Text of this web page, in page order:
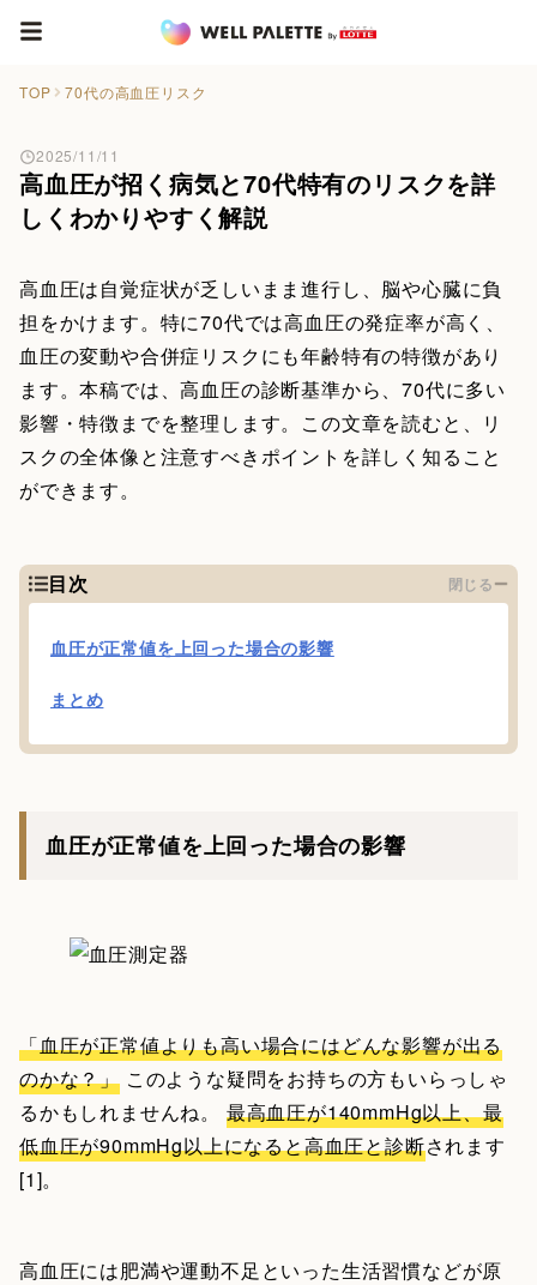
TOP 70代の高血圧リスク
高血圧が招く病気と70代特有のリスクを詳
しくわかりやすく解説
2025/11/11
高血圧は自覚症状が乏しいまま進行し、脳や心臓に負
担をかけます。特に70代では高血圧の発症率が高く、
血圧の変動や合併症リスクにも年齢特有の特徴があり
ます。本稿では、高血圧の診断基準から、70代に多い
影響・特徴までを整理します。この文章を読むと、リ
スクの全体像と注意すべきポイントを詳しく知ること
ができます。
目次 閉じる
血圧が正常値を上回った場合の影響
まとめ
血圧が正常値を上回った場合の影響
「血圧が正常値よりも高い場合にはどんな影響が出る
のかな？」 このような疑問をお持ちの方もいらっしゃ
るかもしれませんね。 最高血圧が140mmHg以上、最
低血圧が90mmHg以上になると高血圧と診断されます
[1]。
高血圧には肥満や運動不足といった生活習慣などが原